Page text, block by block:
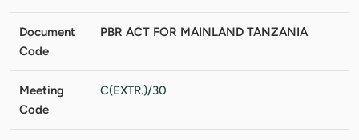
Document
Code
PBR ACT FOR MAINLAND TANZANIA
Meeting
Code
C(EXTR.)/30